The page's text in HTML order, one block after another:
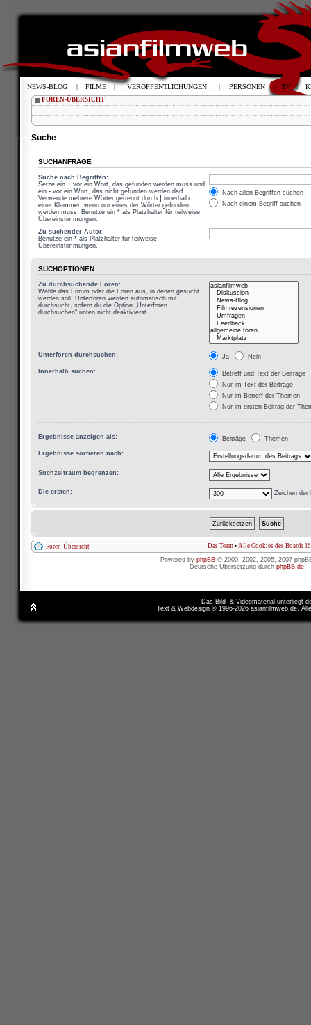
FOREN-ÜBERSICHT
Suche
SUCHANFRAGE
Suche nach Begriffen:
Setze ein + vor ein Wort, das gefunden werden muss und
ein - vor ein Wort, das nicht gefunden werden darf.
Verwende mehrere Wörter getrennt durch
innerhalb
einer Klammer, wenn nur eines der Wörter gefunden
werden muss. Benutze ein * als Platzhalter für teilweise
Übereinstimmungen.
Nach allen Begriffen suchen
Nach einem Begriff suchen
Zu suchender Autor:
Benutze ein * als Platzhalter für teilweise
Übereinstimmungen.
SUCHOPTIONEN
Zu durchsuchende Foren:
Wähle das Forum oder die Foren aus, in denen gesucht
werden soll. Unterforen werden automatisch mit
durchsucht, sofern du die Option „Unterforen
durchsuchen“ unten nicht deaktivierst.
Unterforen durchsuchen: Ja Nein
Innerhalb suchen:
Betreff und Text der Beiträge
Nur im Text der Beiträge
Nur im Betreff der Themen
Nur im ersten Beitrag der
Ergebnisse anzeigen als: Beiträge Themen
Ergebnisse sortieren nach:
Suchzeitraum begrenzen:
Die ersten: Zeichen der
Foren-Übersicht Das Team • Alle Cookies des Boards
Powered by phpBB © 2000, 2002, 2005, 2007
Deutsche Übersetzung durch phpBB.de
Das Bild- & Videomaterial unterliegt
Text & Webdesign © 1996-2026 asianfilmweb.de.
NEWS-BLOG | FILME | VERÖFFENTLICHUNGEN | PERSONEN | TV |